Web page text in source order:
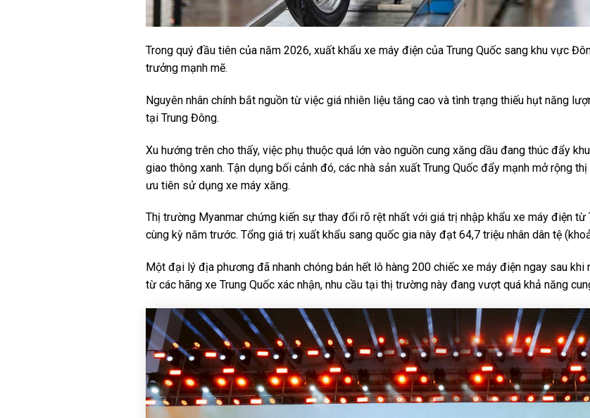
Trong quý đầu tiên của năm 2026, xuất khẩu xe máy điện của Trung Quốc sang khu vực
trưởng mạnh mẽ.
Nguyên nhân chính bắt nguồn từ việc giá nhiên liệu tăng cao và tình trạng thiếu hụt năng
tại Trung Đông.
Xu hướng trên cho thấy, việc phụ thuộc quá lớn vào nguồn cung xăng dầu đang thúc đẩy
giao thông xanh. Tận dụng bối cảnh đó, các nhà sản xuất Trung Quốc đẩy mạnh mở rộng
ưu tiên sử dụng xe máy xăng.
Thị trường Myanmar chứng kiến sự thay đổi rõ rệt nhất với giá trị nhập khẩu xe máy điện
cùng kỳ năm trước. Tổng giá trị xuất khẩu sang quốc gia này đạt 64,7 triệu nhân dân tệ
Một đại lý địa phương đã nhanh chóng bán hết lô hàng 200 chiếc xe máy điện ngay sau khi
từ các hãng xe Trung Quốc xác nhận, nhu cầu tại thị trường này đang vượt quá khả năng